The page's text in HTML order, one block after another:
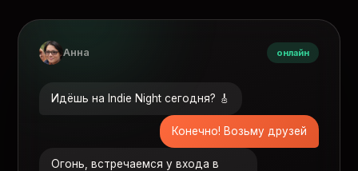
Анна онлайн
Идёшь на Indie Night сегодня? 🎸
Конечно! Возьму друзей
Огонь, встречаемся у входа в